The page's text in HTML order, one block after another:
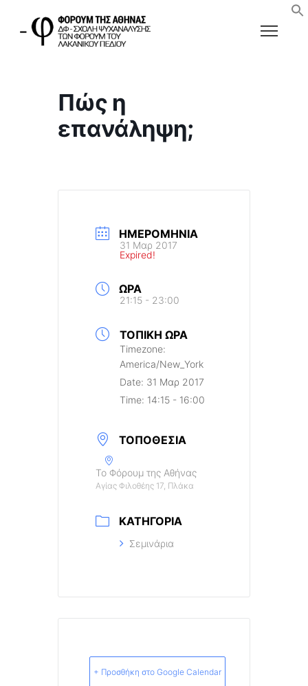
Πώς η
επανάληψη;
ΗΜΕΡΟΜΗΝΊΑ
31 Μαρ 2017
Expired!
ΏΡΑ
21:15 - 23:00
ΤΟΠΙΚΉ ΏΡΑ
Timezone:
America/New_York
Date: 31 Μαρ 2017
Time: 14:15 - 16:00
ΤΟΠΟΘΕΣΊΑ
Το Φόρουμ της Αθήνας
Αγίας Φιλοθέης 17, Πλάκα
ΚΑΤΗΓΟΡΊΑ
Σεμινάρια
+ Προσθήκη στο Google Calendar